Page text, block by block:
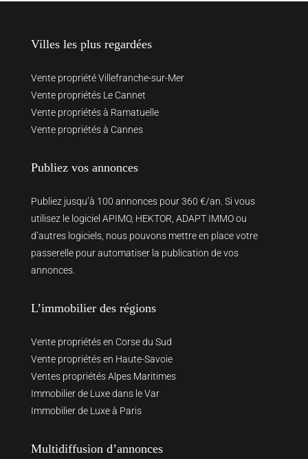
Villes les plus regardées
Vente propriété Villefranche-sur-Mer
Vente propriétés Le Cannet
Vente propriétés à Ramatuelle
Vente propriétés à Cannes
Publiez vos annonces
Publiez jusqu’à 100 annonces pour 360 €/an. Si vous
utilisez le logiciel APIMO, HEKTOR, ADAPT IMMO ou
d’autres logiciels, nous pouvons mettre en place votre
passerelle pour automatiser la publication de vos
annonces.
L’immobilier des régions
Vente propriétés en Corse du Sud
Vente propriétés en Haute-Savoie
Ventes propriétés Alpes Maritimes
Immobilier de Luxe dans le Var
Immobilier de Luxe à Paris
Multidiffusion d’annonces